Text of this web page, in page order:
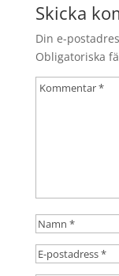
Skicka
Din e-
Obligatoriska